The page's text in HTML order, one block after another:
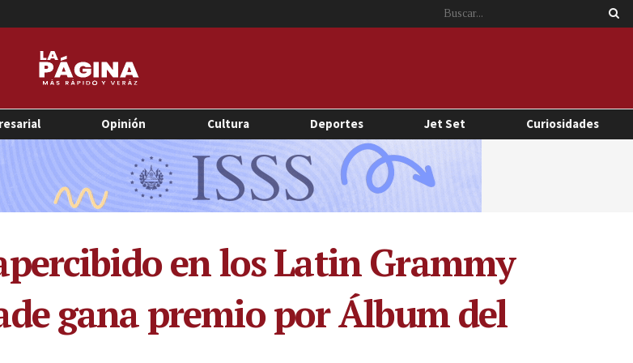
Opinión Cultura Deportes Jet Set Curiosidades
en los Latin Grammy
gana premio por Álbum del